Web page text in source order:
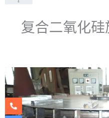
5
&
s
复合二氧化硅